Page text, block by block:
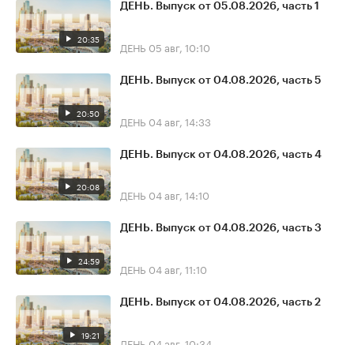
20:35
ДЕНЬ. Выпуск от 05.08.2026, часть 1
ДЕНЬ 05 авг, 10:10
20:50
ДЕНЬ. Выпуск от 04.08.2026, часть 5
ДЕНЬ 04 авг, 14:33
20:08
ДЕНЬ. Выпуск от 04.08.2026, часть 4
ДЕНЬ 04 авг, 14:10
24:59
ДЕНЬ. Выпуск от 04.08.2026, часть 3
ДЕНЬ 04 авг, 11:10
19:21
ДЕНЬ. Выпуск от 04.08.2026, часть 2